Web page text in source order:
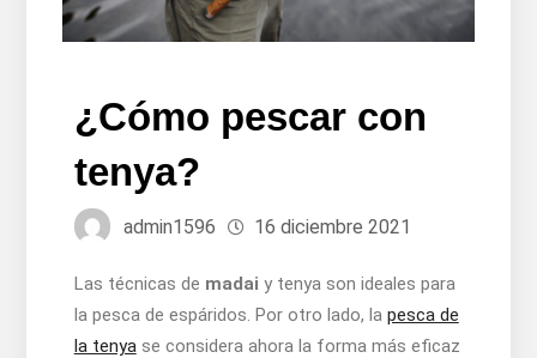
¿Cómo pescar con
tenya?
admin1596 16 diciembre 2021
Las técnicas de madai y tenya son ideales para
la pesca de espáridos. Por otro lado, la pesca de
la tenyase considera ahora la forma más eficaz